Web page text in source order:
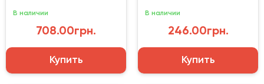
В наличии
708.00грн.
Купить
В наличии
246.00грн.
Купить